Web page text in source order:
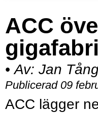
ACC
• Av: Jan
Publicerad 09
ACC lägger